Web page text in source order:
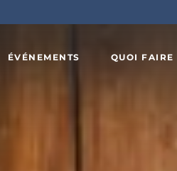
ÉVÉNEMENTS QUOI FAIRE